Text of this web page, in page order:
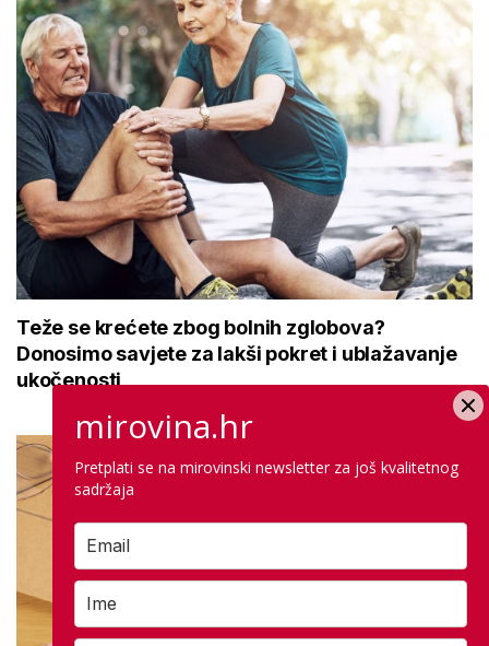
Teže se krećete zbog bolnih zglobova?
Donosimo savjete za lakši pokret i ublažavanje
ukočenosti
mirovina.hr
Pretplati se na mirovinski newsletter za još kvalitetnog
sadržaja